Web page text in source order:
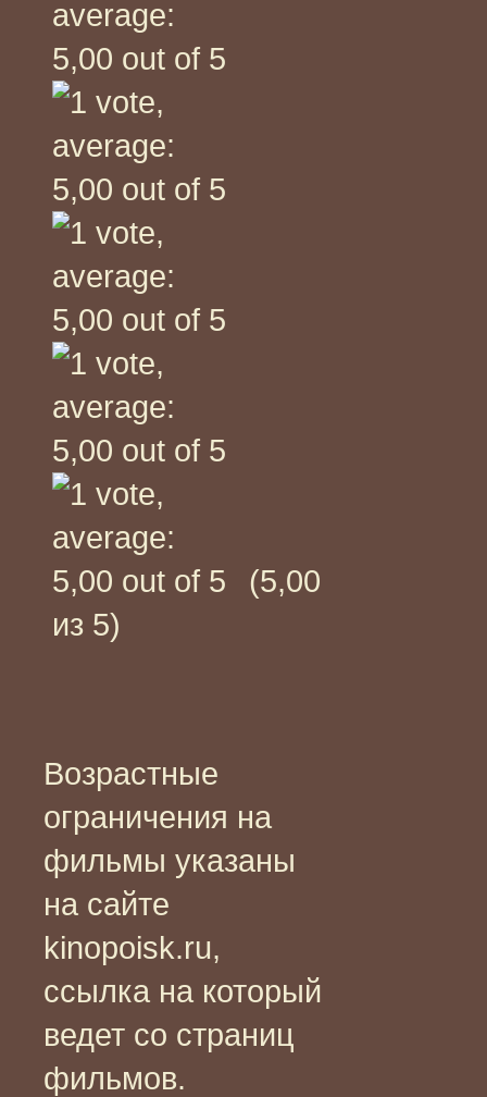
(5,00
из 5)
Возрастные
ограничения на
фильмы указаны
на сайте
kinopoisk.ru,
ссылка на который
ведет со страниц
фильмов.